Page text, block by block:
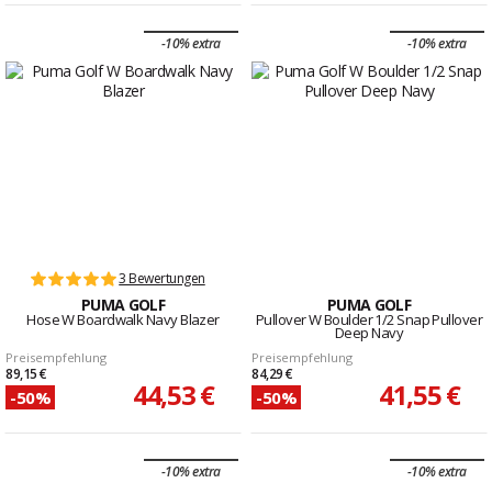
-10% extra
3 Bewertungen
PUMA GOLF
Hose W Boardwalk Navy Blazer
Preisempfehlung
89,15 €
-50% 44,53 €
-10% extra
PUMA GOLF
Pullover W Boulder 1/2 Snap Pullover
Deep Navy
Preisempfehlung
84,29 €
-50% 41,55 €
-10% extra -10% extra